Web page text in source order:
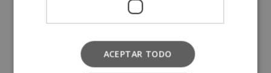
El contenido del curso se encuentra orientado
hacia la adquisición de formación teórica
complementaria. Ciertas profesiones requieren
ACEPTAR TODO